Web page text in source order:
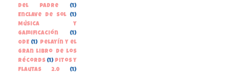
del Padre
(1)
Enclave de Sol
(1)
Música y
gamificación
(1)
ODE (1)
Pelayín y el
gran libro de los
récords (1) Pitos y
Flautas 2.0
(1)